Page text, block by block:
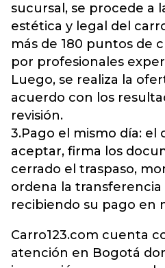
sucursal, se procede a
estética y legal del
más de 180 puntos de
por profesionales
Luego, se realiza la
acuerdo con los
revisión.
3.Pago el mismo día: el
aceptar, firma los
cerrado el traspaso,
ordena la
recibiendo su pago en
Carro123.com cuenta
atención en Bogotá